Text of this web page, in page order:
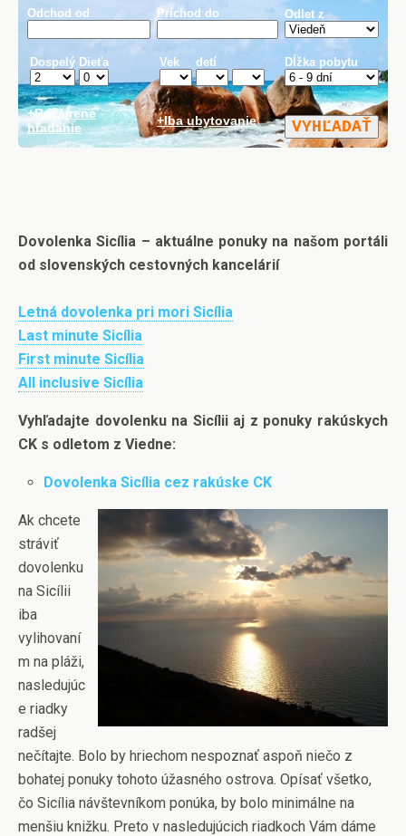
Dovolenka Sicília – aktuálne ponuky na našom portáli
od slovenských cestovných kancelárií
Letná dovolenka pri mori Sicília
Last minute Sicília
First minute Sicília
All inclusive Sicília
Vyhľadajte dovolenku na Sicílii aj z ponuky rakúskych
CK s odletom z Viedne:
Dovolenka Sicília cez rakúske CK
Ak chcete
stráviť
dovolenku
na Sicílii
iba
vylihovaní
m na pláži,
nasledujúc
e riadky
radšej
nečítajte. Bolo by hriechom nespoznať aspoň niečo z
bohatej ponuky tohoto úžasného ostrova. Opísať všetko,
čo Sicília návštevníkom ponúka, by bolo minimálne na
menšiu knižku. Preto v nasledujúcich riadkoch Vám dáme